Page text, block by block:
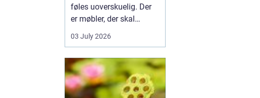
føles uoverskuelig. Der
er møbler, der skal
bæres, kasser der skal
pakkes, og ofte en stram
Mange i Nordsjælland
vælger derfor at bruge et
professionelt flyttefirma,
03 July 2026